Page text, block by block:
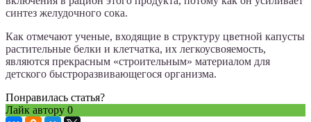
синтез желудочного сока.
Как отмечают ученые, входящие в структуру цветной капусты
растительные белки и клетчатка, их легкоусвояемость,
являются прекрасным «строительным» материалом для
детского быстроразвивающегося организма.
Понравилась статья?
Лайк автору 0